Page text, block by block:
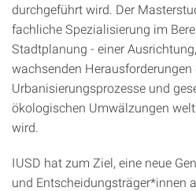
durchgeführt wird. Der
fachliche Spezialisierung im
Stadtplanung - einer
wachsenden
Urbanisierungsprozesse und
ökologischen Umwälzungen
wird.
IUSD hat zum Ziel, eine neue
und Entscheidungsträger*innen